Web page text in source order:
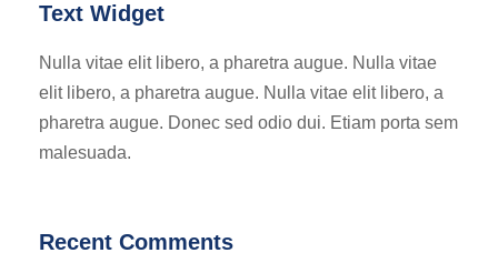
Text Widget
Nulla vitae elit libero, a pharetra augue. Nulla vitae
elit libero, a pharetra augue. Nulla vitae elit libero, a
pharetra augue. Donec sed odio dui. Etiam porta sem
malesuada.
Recent Comments